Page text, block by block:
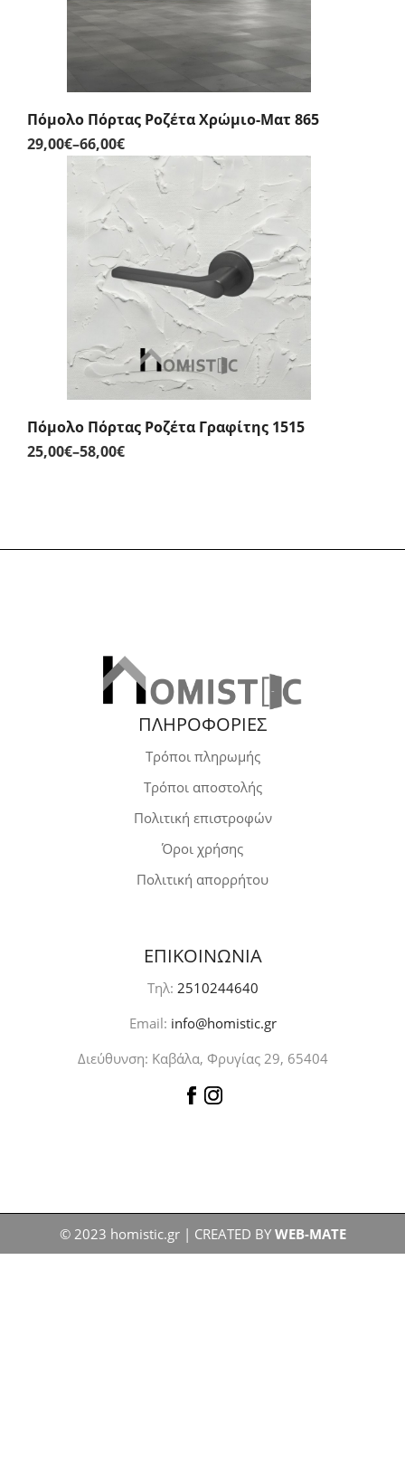
Πόμολο Πόρτας Ροζέτα Χρώμιο-Ματ 865
29,00€–66,00€Price
range:
29,00€
through
66,00€
Πόμολο Πόρτας Ροζέτα Γραφίτης 1515
25,00€–58,00€Price
58,00€
ΠΛΗΡΟΦΟΡΙΕΣ
Τρόποι πληρωμής
Τρόποι αποστολής
Πολιτική επιστροφών
Όροι χρήσης
Πολιτική απορρήτου
ΕΠΙΚΟΙΝΩΝΙΑ
Τηλ: 2510244640
Email: info@homistic.gr
Διεύθυνση: Καβάλα, Φρυγίας 29, 65404
© 2023 homistic.gr | CREATED BY WEB-MATE